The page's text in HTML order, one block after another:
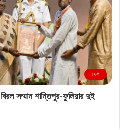
দেশ
সম্মান শান্তিপুর-ফুলিয়ার দুই